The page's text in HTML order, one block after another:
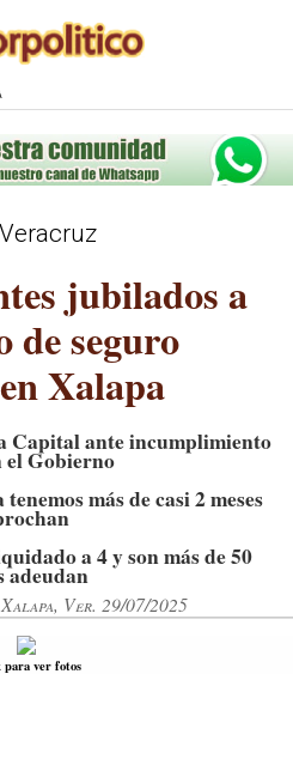
jubilados a
de seguro
Xalapa
Capital ante incumplimiento
el Gobierno
más de casi 2 meses
a 4 y son más de 50
adeudan
Xalapa, Ver. 29/07/2025
ver fotos